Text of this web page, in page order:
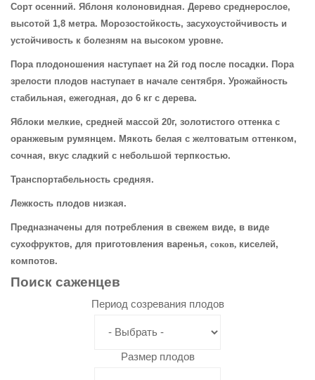
Сорт осенний. Яблоня колоновидная. Дерево среднерослое,
высотой 1,8 метра. Морозостойкость, засухоустойчивость и
устойчивость к болезням на высоком уровне.
Пора плодоношения наступает на 2й год после посадки. Пора
зрелости плодов наступает в начале сентября. Урожайность
стабильная, ежегодная, до 6 кг с дерева.
Яблоки мелкие, средней массой 20г, золотистого оттенка с
оранжевым румянцем. Мякоть белая с желтоватым оттенком,
сочная, вкус сладкий с небольшой терпкостью.
Транспортабельность средняя.
Лежкость плодов низкая.
Предназначены для потребления в свежем виде, в виде
сухофруктов, для приготовления варенья, соков, киселей,
компотов.
Поиск саженцев
Период созревания плодов
Размер плодов